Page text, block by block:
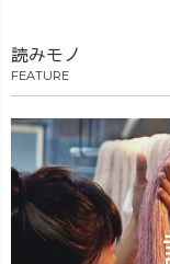
読みモノ
FEATURE